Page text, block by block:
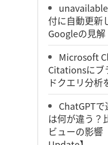
付に自動更新
Googleの見解
Microsoft
Citationsにブ
ドクエリ分析
ChatGPT
は何が違う？
ビューの影響